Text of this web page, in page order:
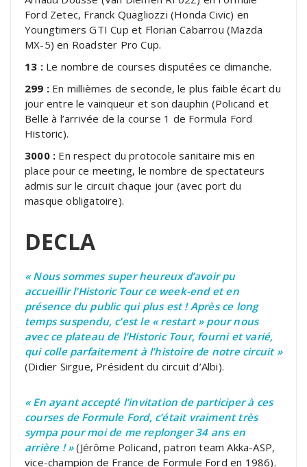
Ford Zetec, Franck Quagliozzi (Honda Civic) en
Youngtimers GTI Cup et Florian Cabarrou (Mazda
MX-5) en Roadster Pro Cup.
13 :Le nombre de courses disputées ce dimanche.
299 : En millièmes de seconde, le plus faible écart du
jour entre le vainqueur et son dauphin (Policand et
Belle à l’arrivée de la course 1 de Formula Ford
Historic).
3000 : En respect du protocole sanitaire mis en
place pour ce meeting, le nombre de spectateurs
admis sur le circuit chaque jour (avec port du
masque obligatoire).
DECLA
« Nous sommes super heureux d’avoir pu
accueillir l’Historic Tour ce week-end et en
présence du public qui plus est ! Après ce long
temps suspendu, c’est le « restart » pour nous
avec ce plateau de l’Historic Tour, fourni et varié,
qui colle parfaitement à l’histoire de notre circuit »
(Didier Sirgue, Président du circuit d’Albi).
« En ayant accepté l’invitation de participer à ces
courses de Formule Ford, c’était vraiment très
sympa pour moi de me replonger 34 ans en
arrière ! »(Jérôme Policand, patron team Akka-ASP,
vice-champion de France de Formule Ford en 1986).